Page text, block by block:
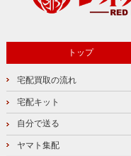
トップ
宅配買取の流れ
宅配キット
自分で送る
ヤマト集配